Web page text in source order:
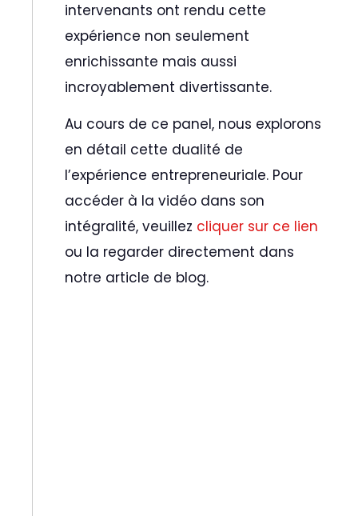
intervenants ont rendu cette
expérience non seulement
enrichissante mais aussi
incroyablement divertissante.
Au cours de ce panel, nous explorons
en détail cette dualité de
l’expérience entrepreneuriale. Pour
accéder à la vidéo dans son
intégralité, veuillez cliquer sur ce lien
ou la regarder directement dans
notre article de blog.